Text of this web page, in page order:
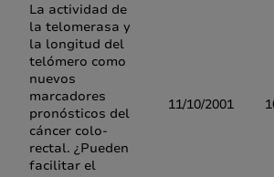
La actividad de
la telomerasa y
la longitud del
telómero como
nuevos
marcadores
pronósticos del
cáncer colo-
rectal. ¿Pueden
facilitar el
11/10/2001